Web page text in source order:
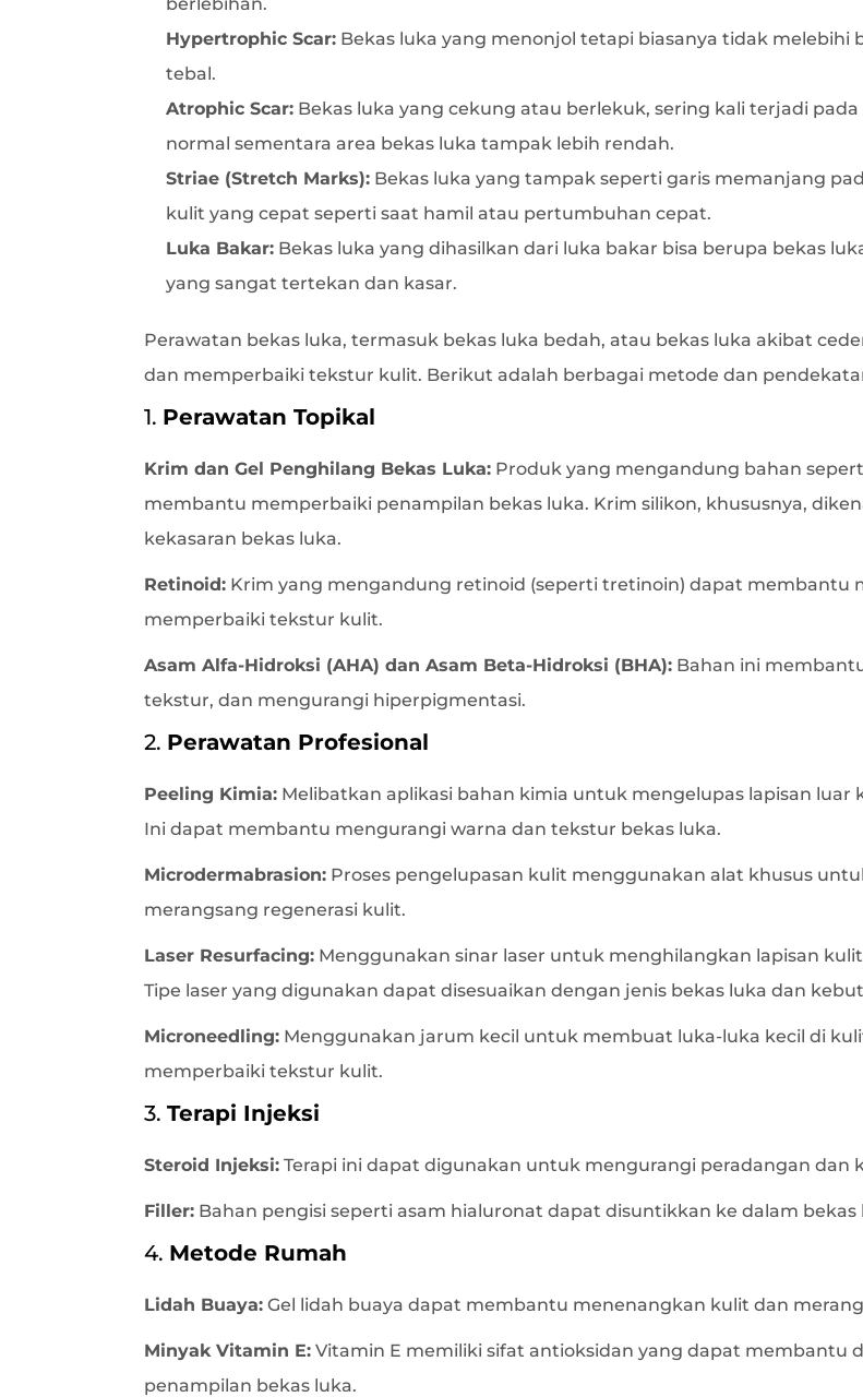
Hypertrophic Scar: Bekas luka yang menonjol tetapi biasanya tidak melebihi
tebal.
Atrophic Scar: Bekas luka yang cekung atau berlekuk, sering kali terjadi
normal sementara area bekas luka tampak lebih rendah.
Striae (Stretch Marks): Bekas luka yang tampak seperti garis memanjang
kulit yang cepat seperti saat hamil atau pertumbuhan cepat.
Luka Bakar: Bekas luka yang dihasilkan dari luka bakar bisa berupa bekas
yang sangat tertekan dan kasar.
Perawatan bekas luka, termasuk bekas luka bedah, atau bekas luka akibat
dan memperbaiki tekstur kulit. Berikut adalah berbagai metode dan
1. Perawatan Topikal
Krim dan Gel Penghilang Bekas Luka: Produk yang mengandung bahan
membantu memperbaiki penampilan bekas luka. Krim silikon, khususnya,
kekasaran bekas luka.
Retinoid: Krim yang mengandung retinoid (seperti tretinoin) dapat membantu
memperbaiki tekstur kulit.
Asam Alfa-Hidroksi (AHA) dan Asam Beta-Hidroksi (BHA): Bahan ini
tekstur, dan mengurangi hiperpigmentasi.
2. Perawatan Profesional
Peeling Kimia: Melibatkan aplikasi bahan kimia untuk mengelupas lapisan
Ini dapat membantu mengurangi warna dan tekstur bekas luka.
Microdermabrasion: Proses pengelupasan kulit menggunakan alat khusus
merangsang regenerasi kulit.
Laser Resurfacing: Menggunakan sinar laser untuk menghilangkan lapisan
Tipe laser yang digunakan dapat disesuaikan dengan jenis bekas luka dan
Microneedling: Menggunakan jarum kecil untuk membuat luka-luka kecil di
memperbaiki tekstur kulit.
3. Terapi Injeksi
Steroid Injeksi: Terapi ini dapat digunakan untuk mengurangi peradangan dan
Filler: Bahan pengisi seperti asam hialuronat dapat disuntikkan ke dalam
4. Metode Rumah
Lidah Buaya: Gel lidah buaya dapat membantu menenangkan kulit dan
Minyak Vitamin E: Vitamin E memiliki sifat antioksidan yang dapat membantu
penampilan bekas luka.